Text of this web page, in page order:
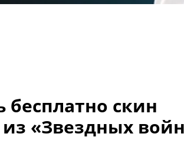
бесплатно скин
«Звездных